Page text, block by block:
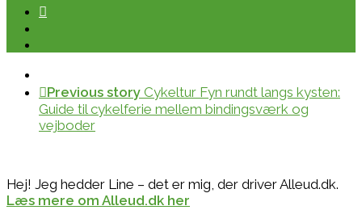
Previous story Cykeltur Fyn rundt langs kysten:
Guide til cykelferie mellem bindingsværk og
vejboder
Hej! Jeg hedder Line – det er mig, der driver Alleud.dk.
Læs mere om Alleud.dk her